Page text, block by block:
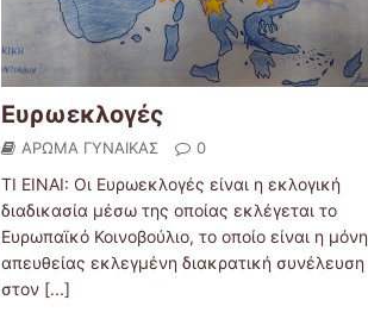
Ευρωεκλογές
ΑΡΩΜΑ ΓΥΝΑΙΚΑΣ 0
ΤΙ ΕΙΝΑΙ: Οι Ευρωεκλογές είναι η εκλογική
διαδικασία μέσω της οποίας εκλέγεται το
Ευρωπαϊκό Κοινοβούλιο, το οποίο είναι η μόνη
απευθείας εκλεγμένη διακρατική συνέλευση
στον [...]